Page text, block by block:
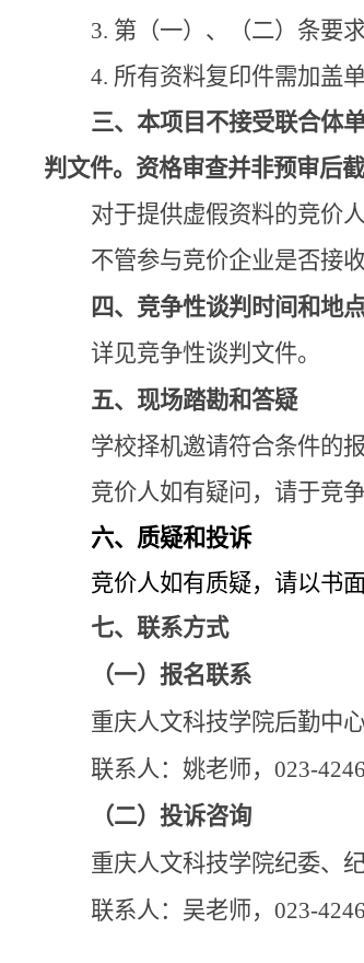
3. 第（一）、（二）条要
4. 所有资料复印件需加盖
三、 本项目不接受联合体
判文件。资格审查并非预审后
对于提供虚假资料的竞价
不管参与竞价企业是否接
四、竞争性谈判时间和地
详见竞争性谈判文件。
五、现场踏勘和答疑
学校择机邀请符合条件的
竞价人如有疑问，请于竞
六、 质疑和投诉
竞价人如有质疑，请以书
七、联系方式
（一）报名联系
重庆人文科技学院后勤中心
联系人：姚老师， 023-
（二）投诉咨询
重庆人文科技学院纪委、纪
联系人：吴老师， 023-